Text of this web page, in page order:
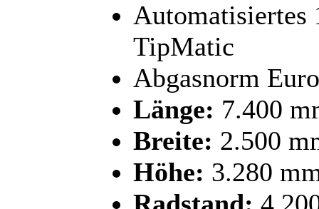
Automatisiertes
TipMatic
Abgasnorm
Länge: 7.400
Breite: 2.500
Höhe: 3.280